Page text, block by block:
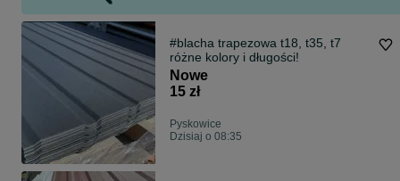
#blacha trapezowa t18, t35, t7
różne kolory i długości!
Nowe
15 zł
Pyskowice
Dzisiaj o 08:35